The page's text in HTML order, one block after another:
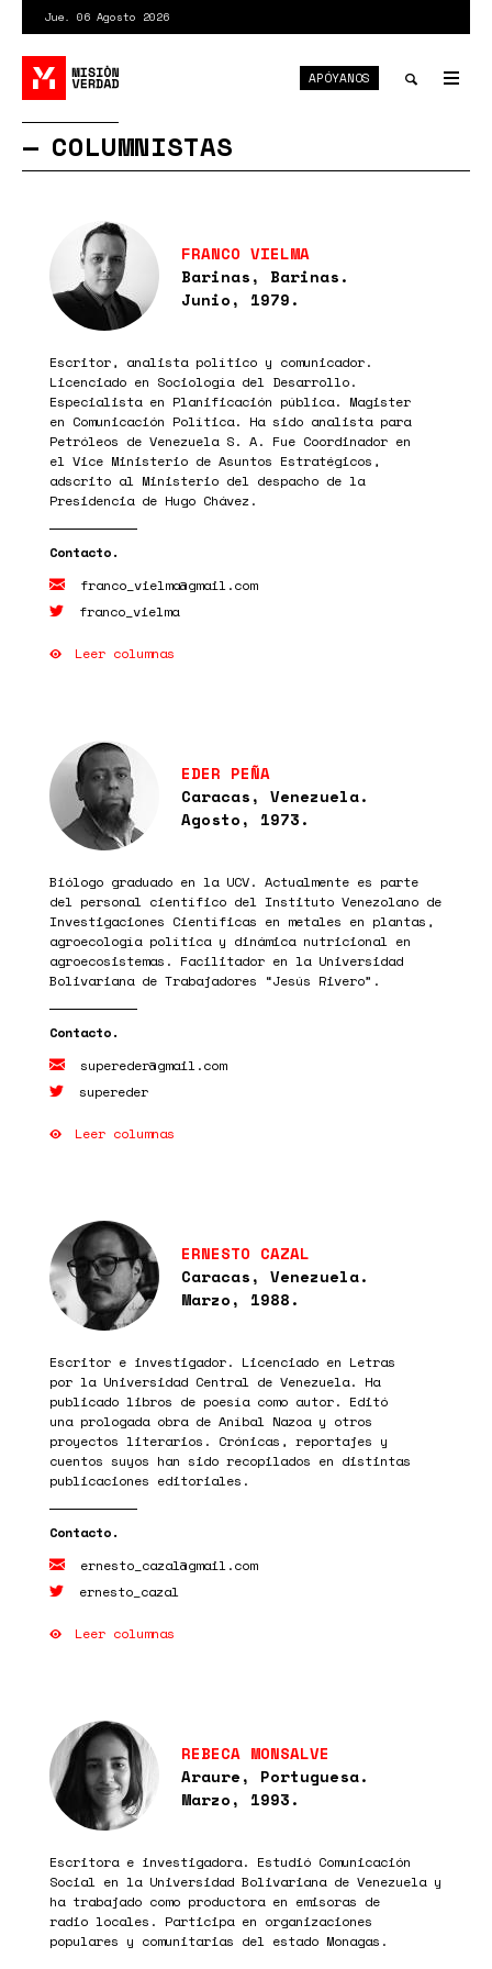
contenido
principal
Jue. 06 Agosto 2026
search
APÓYANOS
COLUMNISTAS
FRANCO VIELMA
Barinas, Barinas.
Junio, 1979.
Escritor, analista político y comunicador.
Licenciado en Sociología del Desarrollo.
Especialista en Planificación pública. Magister
en Comunicación Política. Ha sido analista para
Petróleos de Venezuela S. A. Fue Coordinador en
el Vice Ministerio de Asuntos Estratégicos,
adscrito al Ministerio del despacho de la
Presidencia de Hugo Chávez.
franco_vielma@gmail.com
franco_vielma
Leer columnas
EDER PEÑA
Caracas, Venezuela.
Agosto, 1973.
Biólogo graduado en la UCV. Actualmente es parte
del personal científico del Instituto Venezolano de
Investigaciones Científicas en metales en plantas,
agroecología política y dinámica nutricional en
agroecosistemas. Facilitador en la Universidad
Bolivariana de Trabajadores “Jesús Rivero”.
supereder@gmail.com
supereder
Leer columnas
ERNESTO CAZAL
Caracas, Venezuela.
Marzo, 1988.
Escritor e investigador. Licenciado en Letras
por la Universidad Central de Venezuela. Ha
publicado libros de poesía como autor. Editó
una prologada obra de Aníbal Nazoa y otros
proyectos literarios. Crónicas, reportajes y
cuentos suyos han sido recopilados en distintas
publicaciones editoriales.
ernesto_cazal@gmail.com
ernesto_cazal
Leer columnas
REBECA MONSALVE
Araure, Portuguesa.
Marzo, 1993.
Escritora e investigadora. Estudió Comunicación
Social en la Universidad Bolivariana de Venezuela y
ha trabajado como productora en emisoras de
radio locales. Participa en organizaciones
populares y comunitarias del estado Monagas.